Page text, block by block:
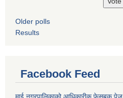
Older polls
Results
Facebook Feed